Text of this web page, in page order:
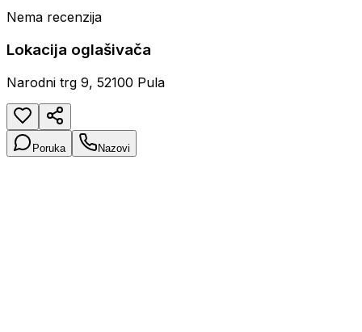
Nema recenzija
Lokacija oglašivača
Narodni trg 9, 52100 Pula
Poruka Nazovi